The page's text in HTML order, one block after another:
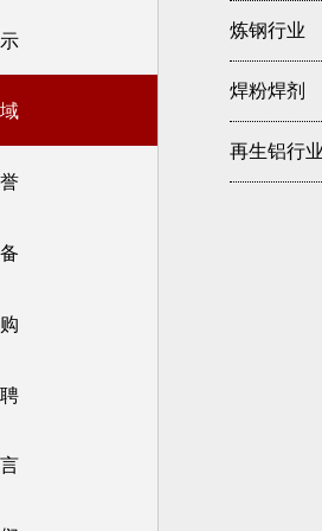
炼钢行业
焊粉焊剂
再生铝行业